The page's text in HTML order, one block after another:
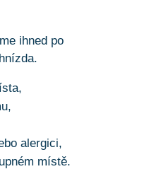
ihned po
alergici,
místě.